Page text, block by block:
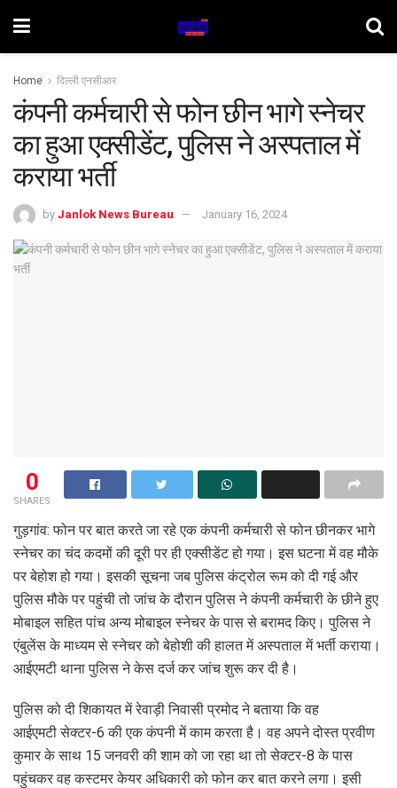
Home दिल्ली एनसीआर
कंपनी कर्मचारी से फोन छीन भागे स्नेचर
का हुआ एक्सीडेंट, पुलिस ने अस्पताल में
कराया भर्ती
by Janlok News Bureau January 16, 2024
0
SHARES
गुड़गांव: फोन पर बात करते जा रहे एक कंपनी कर्मचारी से फोन छीनकर भागे
स्नेचर का चंद कदमों की दूरी पर ही एक्सीडेंट हो गया। इस घटना में वह मौके
पर बेहोश हो गया। इसकी सूचना जब पुलिस कंट्रोल रूम को दी गई और
पुलिस मौके पर पहुंची तो जांच के दौरान पुलिस ने कंपनी कर्मचारी के छीने हुए
मोबाइल सहित पांच अन्य मोबाइल स्नेचर के पास से बरामद किए। पुलिस ने
एंबुलेंस के माध्यम से स्नेचर को बेहोशी की हालत में अस्पताल में भर्ती कराया।
आईएमटी थाना पुलिस ने केस दर्ज कर जांच शुरू कर दी है।
पुलिस को दी शिकायत में रेवाड़ी निवासी प्रमोद ने बताया कि वह
आईएमटी सेक्टर-6 की एक कंपनी में काम करता है। वह अपने दोस्त प्रवीण
कुमार के साथ 15 जनवरी की शाम को जा रहा था तो सेक्टर-8 के पास
पहुंचकर वह कस्टमर केयर अधिकारी को फोन कर बात करने लगा। इसी